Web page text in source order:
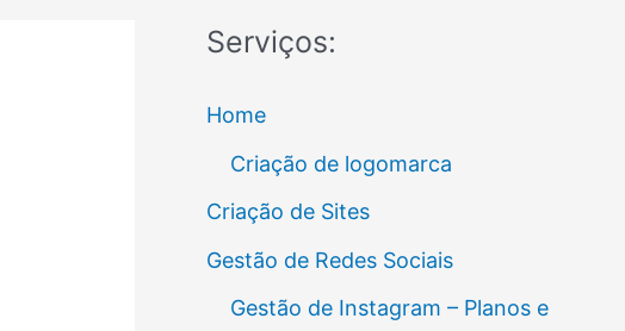
Serviços:
Home
Criação de logomarca
Criação de Sites
Gestão de Redes Sociais
Gestão de Instagram – Planos e